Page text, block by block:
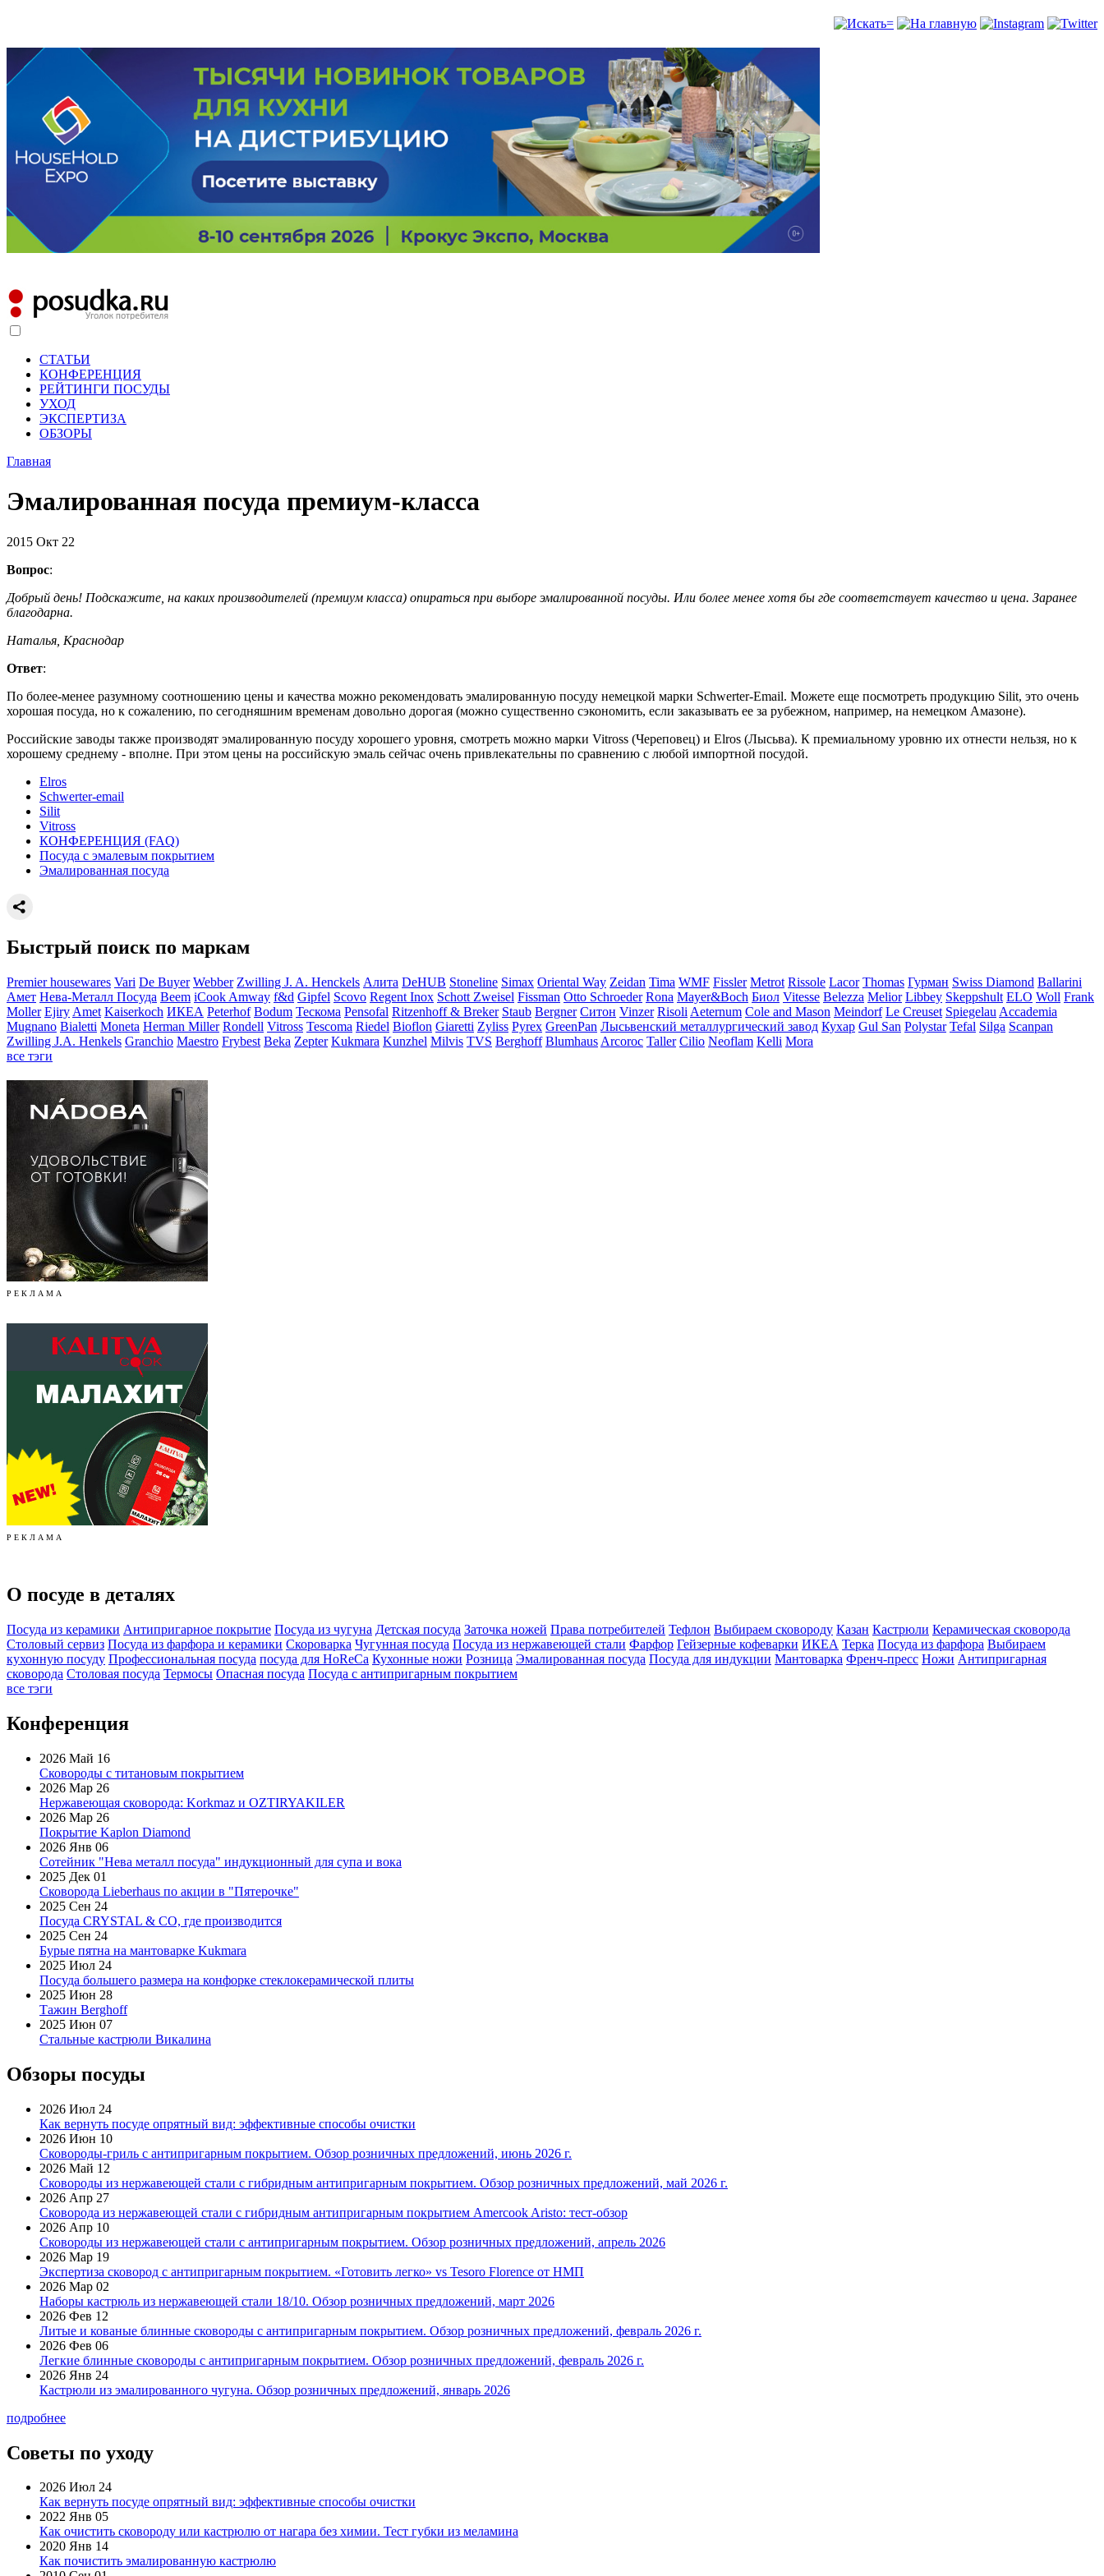
СТАТЬИ
КОНФЕРЕНЦИЯ
РЕЙТИНГИ ПОСУДЫ
УХОД
ЭКСПЕРТИЗА
ОБЗОРЫ
Главная
Эмалированная посуда премиум-класса
2015 Окт 22
Вопрос:
Добрый день! Подскажите, на каких производителей (премиум класса) опираться при выборе эмалированной посуды. Или более менее хотя бы где соответствует качество и цена. Заранее
благодарна.
Наталья, Краснодар
Ответ:
По более-менее разумному соотношению цены и качества можно рекомендовать эмалированную посуду немецкой марки Schwerter-Email. Можете еще посмотреть продукцию Silit, это очень
хорошая посуда, но к сожалению, по сегодняшним временам довольно дорогая (можно существенно сэкономить, если заказывать ее за рубежном, например, на немецком Амазоне).
Российские заводы также производят эмалированную посуду хорошего уровня, смотреть можно марки Vitross (Череповец) и Elros (Лыcьва). К премиальному уровню их отнести нельзя, но к
хорошему среднему - вполне. При этом цены на российскую эмаль сейчас очень привлекательны по сравнению с любой импортной посудой.
Elros
Schwerter-email
Silit
Vitross
КОНФЕРЕНЦИЯ (FAQ)
Посуда с эмалевым покрытием
Эмалированная посуда
Быстрый поиск по маркам
Premier housewares Vari De Buyer Webber Zwilling J. A. Henckels Алита DeHUB Stoneline Simax Oriental Way Zeidan Tima WMF Fissler Metrot Rissole Lacor Thomas Гурман Swiss Diamond Ballarini
Амет Нева-Металл Посуда Beem iCook Amway f&d Gipfel Scovo Regent Inox Schott Zweisel Fissman Otto Schroeder Rona Mayer&Boch Биол Vitesse Belezza Melior Libbey Skeppshult ELO Woll Frank
Moller Ejiry Amet Kaiserkoch ИКЕА Peterhof Bodum Тескома Pensofal Ritzenhoff & Breker Staub Bergner Ситон Vinzer Risoli Aeternum Cole and Mason Meindorf Le Creuset Spiegelau Accademia
Mugnano Bialetti Moneta Herman Miller Rondell Vitross Tescoma Riedel Bioflon Giaretti Zyliss Pyrex GreenPan Лысьвенский металлургический завод Кухар Gul San Polystar Tefal Silga Scanpan
Zwilling J.A. Henkels Granchio Maestro Frybest Beka Zepter Kukmara Kunzhel Milvis TVS Berghoff Blumhaus Arcoroc Taller Cilio Neoflam Kelli Mora
все тэги
Р Е К Л А М А
Р Е К Л А М А
О посуде в деталях
Посуда из керамики Антипригарное покрытие Посуда из чугуна Детская посуда Заточка ножей Права потребителей Тефлон Выбираем сковороду Казан Кастрюли Керамическая сковорода
Столовый сервиз Посуда из фарфора и керамики Скороварка Чугунная посуда Посуда из нержавеющей стали Фарфор Гейзерные кофеварки ИКЕА Терка Посуда из фарфора Выбираем
кухонную посуду Профессиональная посуда посуда для HoReCa Кухонные ножи Розница Эмалированная посуда Посуда для индукции Мантоварка Френч-пресс Ножи Антипригарная
сковорода Столовая посуда Термосы Опасная посуда Посуда с антипригарным покрытием
все тэги
Конференция
2026 Май 16
Сковороды с титановым покрытием
2026 Мар 26
Нержавеющая сковорода: Korkmaz и OZTIRYAKILER
2026 Мар 26
Покрытие Kaplon Diamond
2026 Янв 06
Сотейник "Нева металл посуда" индукционный для супа и вока
2025 Дек 01
Сковорода Lieberhaus по акции в "Пятерочке"
2025 Сен 24
Посуда CRYSTAL & CO, где производится
2025 Сен 24
Бурые пятна на мантоварке Kukmara
2025 Июл 24
Посуда большего размера на конфорке стеклокерамической плиты
2025 Июн 28
Тажин Berghoff
2025 Июн 07
Стальные кастрюли Викалина
Обзоры посуды
2026 Июл 24
Как вернуть посуде опрятный вид: эффективные способы очистки
2026 Июн 10
Сковороды-гриль с антипригарным покрытием. Обзор розничных предложений, июнь 2026 г.
2026 Май 12
Сковороды из нержавеющей стали с гибридным антипригарным покрытием. Обзор розничных предложений, май 2026 г.
2026 Апр 27
Сковорода из нержавеющей стали с гибридным антипригарным покрытием Amercook Aristo: тест-обзор
2026 Апр 10
Сковороды из нержавеющей стали с антипригарным покрытием. Обзор розничных предложений, апрель 2026
2026 Мар 19
Экспертиза сковород с антипригарным покрытием. «Готовить легко» vs Tesoro Florence от НМП
2026 Мар 02
Наборы кастрюль из нержавеющей стали 18/10. Обзор розничных предложений, март 2026
2026 Фев 12
Литые и кованые блинные сковороды с антипригарным покрытием. Обзор розничных предложений, февраль 2026 г.
2026 Фев 06
Легкие блинные сковороды с антипригарным покрытием. Обзор розничных предложений, февраль 2026 г.
2026 Янв 24
Кастрюли из эмалированного чугуна. Обзор розничных предложений, январь 2026
подробнее
Советы по уходу
2026 Июл 24
Как вернуть посуде опрятный вид: эффективные способы очистки
2022 Янв 05
Как очистить сковороду или кастрюлю от нагара без химии. Тест губки из меламина
2020 Янв 14
Как почистить эмалированную кастрюлю